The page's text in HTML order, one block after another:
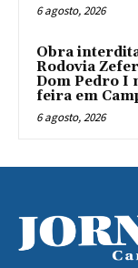
6 agosto, 2026
Obra
Rodovia
Dom Pedro I
feira em
6 agosto, 2026